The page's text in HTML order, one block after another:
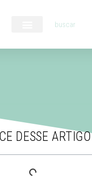
DESSE ARTIGO